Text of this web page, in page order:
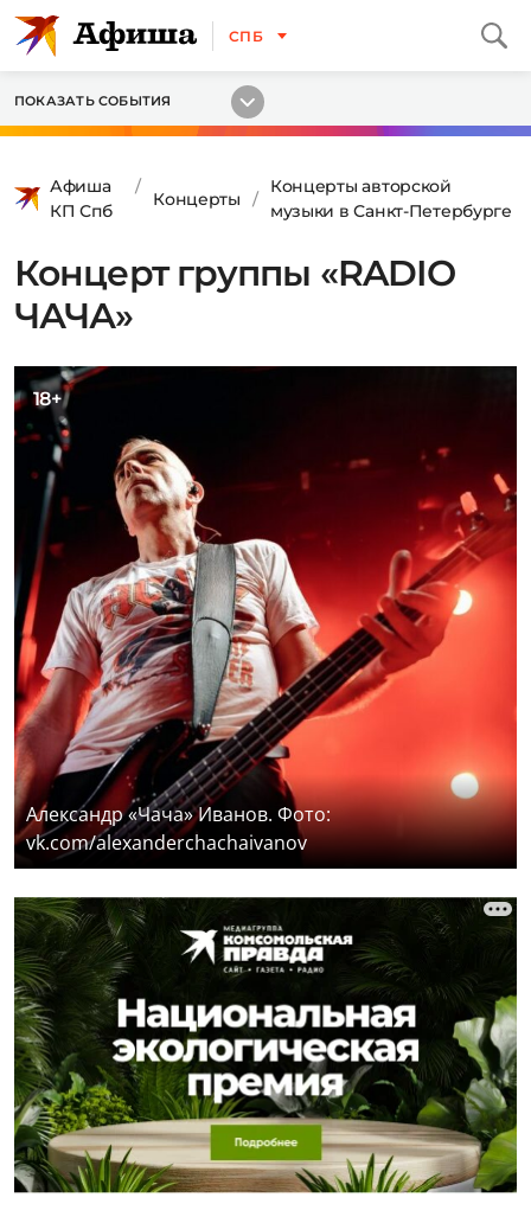
СПБ
ПОКАЗАТЬ СОБЫТИЯ
Афиша
КП Спб
Концерты
Концерты авторской
музыки в Санкт-Петербурге
Концерт группы «RADIO
ЧАЧА»
18+
Александр «Чача» Иванов. Фото:
vk.com/alexanderchachaivanov